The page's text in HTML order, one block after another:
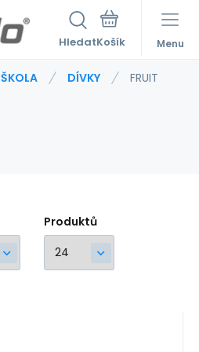
Hledat Menu
ŠKOLA DÍVKY FRUIT
Produktů